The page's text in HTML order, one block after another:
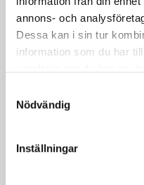
annons- och
Dessa kan i sin tur
information som du har
Nödvändig
Inställningar
mikroföroreningar.